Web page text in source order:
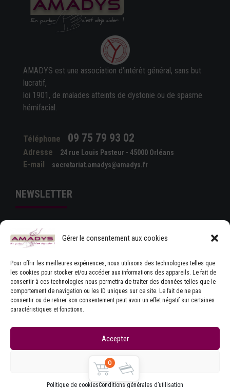
Gérer le consentement aux cookies
Pour offrir les meilleures expériences, nous utilisons des technologies telles que
les cookies pour stocker et/ou accéder aux informations des appareils. Le fait de
consentir à ces technologies nous permettra de traiter des données telles que le
comportement de navigation ou les ID uniques sur ce site. Le fait de ne pas
consentir ou de retirer son consentement peut avoir un effet négatif sur certaines
caractéristiques et fonctions.
Accepter
Refuser
Politique de cookiesConditions générales d’utilisation
AMADYS est une association d'intérêt général, sans but
lucratif,
loi 1901, de malades atteints de dystonie ou de spasme
hémifacial.
Téléphone 09 75 79 93 02
Adresse 24 rue Louis Pasteur - 45000 Orléans
E-mail secretariat.amadys@amadys.fr
NEWSLETTER
J'ACCEPTE LES CONDITIONS GÉNÉRALES
D'UTILISATION
Mentions légales
Parlons Dystonie : charte
0